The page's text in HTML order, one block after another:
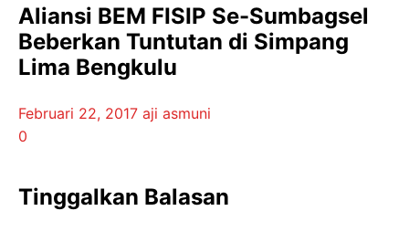
Aliansi BEM FISIP Se-Sumbagsel
Beberkan Tuntutan di Simpang
Lima Bengkulu
Februari 22, 2017 aji asmuni
0
Tinggalkan Balasan